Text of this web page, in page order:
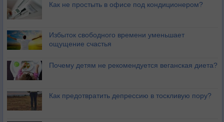
Как не простыть в офисе под кондиционером?
Избыток свободного времени уменьшает
ощущение счастья
Почему детям не рекомендуется веганская диета?
Как предотвратить депрессию в тоскливую пору?